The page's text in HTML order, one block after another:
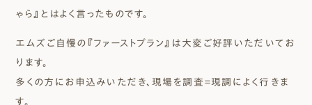
ゃら』とはよく言ったものです。
エムズご自慢の『ファーストプラン』は大変ご好評いただいてお
ります。
多くの方にお申込みいただき、現場を調査＝現調によく行きま
す。